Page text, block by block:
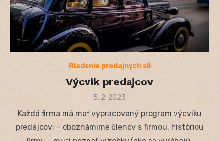
Riadenie predajných síl
Výcvik predajcov
Posted
5. 2. 2023
Každá firma má mať vypracovaný program výcviku
predajcov: – oboznámime členov s firmou, históriou